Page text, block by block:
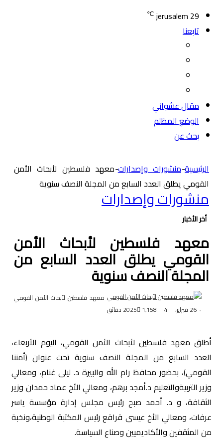
jerusalem 29
℃
تابعنا
مقال عشوائي
الوضع المظلم
بحث عن
الرئيسية-منشورات وإصدارات-معهد فلسطين لأبحاث الأمن
القومي يطلق العدد السابع من المجلة النصف سنوية
منشورات وإصدارات
أخر الأخبار
معهد فلسطين لأبحاث الأمن
القومي يطلق العدد السابع من
المجلة النصف سنوية
معهد فلسطين لأبحاث الأمن القومي
26 فبراير، 2025
1٬158 4 دقائق
أطلق معهد فلسطين لأبحاث الأمن القومي، اليوم الأربعاء،
العدد السابع من المجلة النصف سنوية تحت عنوان (أمننا
القومي)، بحضور محافظ رام الله والبيرة د. ليلى غنام، ومعالي
وزير التربيةوالتعليم د.أمجد برهم، ومعالي الأخ عماد حمدان وزير
الثقافة، و د. أحمد صبح رئيس مجلس إدارة مؤسسة ياسر
عرفات، ومعالي الأخ عيسى قراقع رئيس المكتبة الوطنية،ونخبة
من المثقفين والأكاديميين وصناع السياسة.